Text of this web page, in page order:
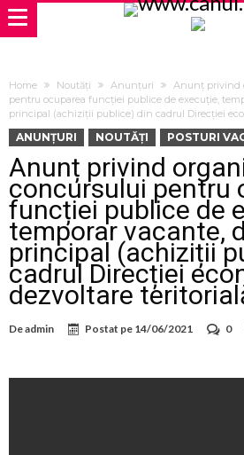
Home Noutăți Anunțuri
Anunț privind
pentru ocuparea funcției publice de execuție,
principal (achiziții publice) din cadrul Direcției
ANUNȚURI NOUTĂȚI POSTURI
Anunț privind
concursului pentru
funcției publice de
temporar vacante,
principal (achiziții
cadrul Direcției
dezvoltare
Deadmin Postat pe 14/06/2021 0